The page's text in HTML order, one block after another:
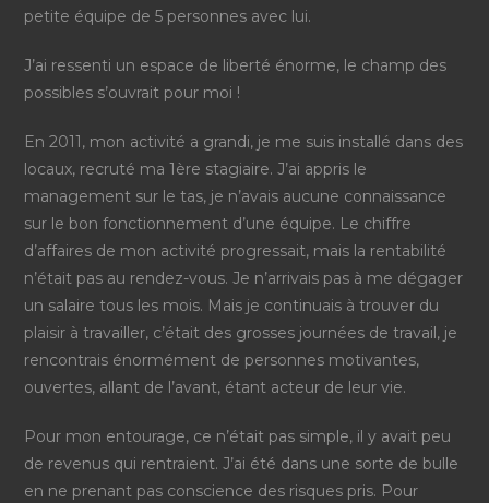
petite équipe de 5 personnes avec lui.
J’ai ressenti un espace de liberté énorme, le champ des
possibles s’ouvrait pour moi !
En 2011, mon activité a grandi, je me suis installé dans des
locaux, recruté ma 1ère stagiaire. J’ai appris le
management sur le tas, je n’avais aucune connaissance
sur le bon fonctionnement d’une équipe. Le chiffre
d’affaires de mon activité progressait, mais la rentabilité
n’était pas au rendez-vous. Je n’arrivais pas à me dégager
un salaire tous les mois. Mais je continuais à trouver du
plaisir à travailler, c’était des grosses journées de travail, je
rencontrais énormément de personnes motivantes,
ouvertes, allant de l’avant, étant acteur de leur vie.
Pour mon entourage, ce n’était pas simple, il y avait peu
de revenus qui rentraient. J’ai été dans une sorte de bulle
en ne prenant pas conscience des risques pris. Pour